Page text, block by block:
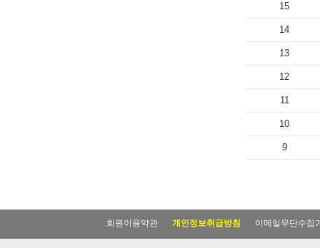
15
14
13
12
11
10
9
회원이용약관 개인정보취급방침 이메일무단수집